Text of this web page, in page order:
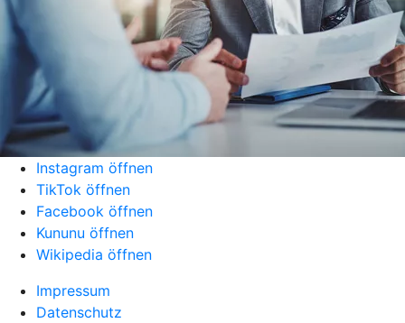
Instagram öffnen
TikTok öffnen
Facebook öffnen
Kununu öffnen
Wikipedia öffnen
Impressum
Datenschutz